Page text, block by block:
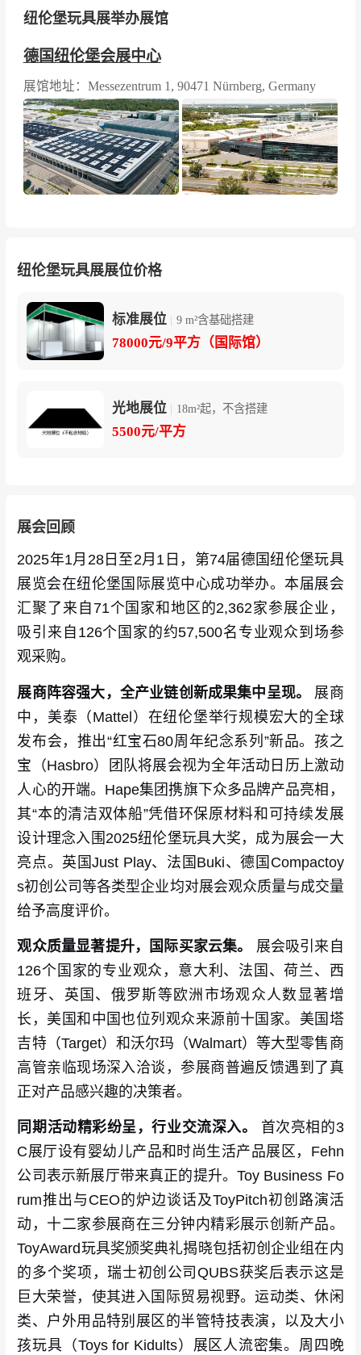
纽伦堡玩具展举办展馆
德国纽伦堡会展中心
展馆地址：Messezentrum 1, 90471 Nürnberg, Germany
纽伦堡玩具展展位价格
标准展位 | 9 m²含基础搭建
78000元/9平方（国际馆）
光地展位 | 18m²起，不含搭建
5500元/平方
展会回顾
2025年1月28日至2月1日，第74届德国纽伦堡玩具
展览会在纽伦堡国际展览中心成功举办。本届展会
汇聚了来自71个国家和地区的2,362家参展企业，
吸引来自126个国家的约57,500名专业观众到场参
观采购。
展商阵容强大，全产业链创新成果集中呈现。
展商
中，美泰（Mattel）在纽伦堡举行规模宏大的全球
发布会，推出“红宝石80周年纪念系列”新品。孩之
宝（Hasbro）团队将展会视为全年活动日历上激动
人心的开端。Hape集团携旗下众多品牌产品亮相，
其“本的清洁双体船”凭借环保原材料和可持续发展
设计理念入围2025纽伦堡玩具大奖，成为展会一大
亮点。英国Just Play、法国Buki、德国Compactoy
s初创公司等各类型企业均对展会观众质量与成交量
给予高度评价。
观众质量显著提升，国际买家云集。
展会吸引来自
126个国家的专业观众，意大利、法国、荷兰、西
班牙、英国、俄罗斯等欧洲市场观众人数显著增
长，美国和中国也位列观众来源前十国家。美国塔
吉特（Target）和沃尔玛（Walmart）等大型零售商
高管亲临现场深入洽谈，参展商普遍反馈遇到了真
正对产品感兴趣的决策者。
同期活动精彩纷呈，行业交流深入。
首次亮相的3
C展厅设有婴幼儿产品和时尚生活产品展区，Fehn
公司表示新展厅带来真正的提升。Toy Business Fo
rum推出与CEO的炉边谈话及ToyPitch初创路演活
动，十二家参展商在三分钟内精彩展示创新产品。
ToyAward玩具奖颁奖典礼揭晓包括初创企业组在内
的多个奖项，瑞士初创公司QUBS获奖后表示这是
巨大荣誉，使其进入国际贸易视野。运动类、休闲
类、户外用品特别展区的半管特技表演，以及大小
孩玩具（Toys for Kidults）展区人流密集。周四晚